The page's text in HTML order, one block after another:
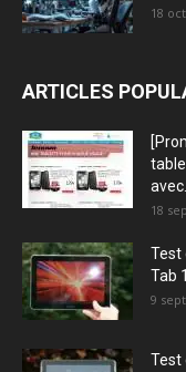
18
ARTICLES
avec...
18
Test
Tab
9
Test